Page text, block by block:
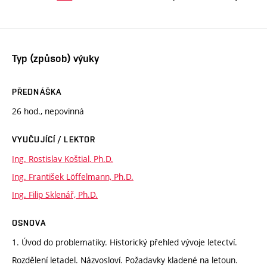
Typ (způsob) výuky
PŘEDNÁŠKA
26 hod., nepovinná
VYUČUJÍCÍ / LEKTOR
Ing. Rostislav Koštial, Ph.D.
Ing. František Löffelmann, Ph.D.
Ing. Filip Sklenář, Ph.D.
OSNOVA
1. Úvod do problematiky. Historický přehled vývoje letectví.
Rozdělení letadel. Názvosloví. Požadavky kladené na letoun.